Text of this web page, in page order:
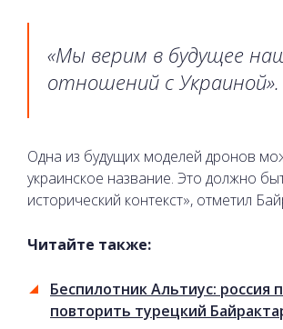
«Мы верим в будущее
отношений с Украиной».
Одна из будущих моделей дронов
украинское название. Это должно
исторический контекст», отметил
Читайте также:
Беспилотник Альтиус: россия
повторить турецкий